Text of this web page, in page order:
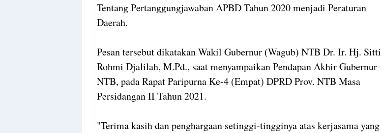
Tentang Pertanggungjawaban APBD Tahun 2020 menjadi Peraturan
Daerah.
Pesan tersebut dikatakan Wakil Gubernur (Wagub) NTB Dr. Ir. Hj. Sitti
Rohmi Djalilah, M.Pd., saat menyampaikan Pendapan Akhir Gubernur
NTB, pada Rapat Paripurna Ke-4 (Empat) DPRD Prov. NTB Masa
Persidangan II Tahun 2021.
"Terima kasih dan penghargaan setinggi-tingginya atas kerjasama yang